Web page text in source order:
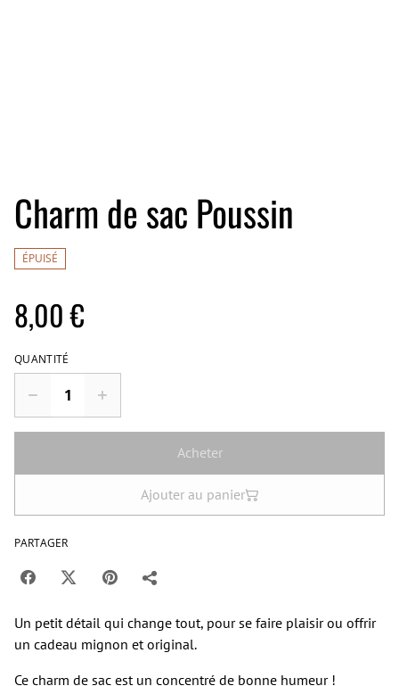
Charm de sac Poussin
ÉPUISÉ
8,00 €
QUANTITÉ
Acheter
Ajouter au panier
PARTAGER
Un petit détail qui change tout, pour se faire plaisir ou offrir
un cadeau mignon et original.
Ce charm de sac est un concentré de bonne humeur !